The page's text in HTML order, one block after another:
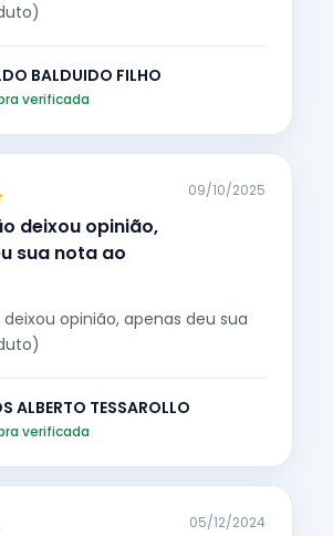
BALDUIDO FILHO
verificada
deixou opinião,
sua nota ao
09/10/2025
opinião, apenas deu sua
ALBERTO TESSAROLLO
verificada
05/12/2024